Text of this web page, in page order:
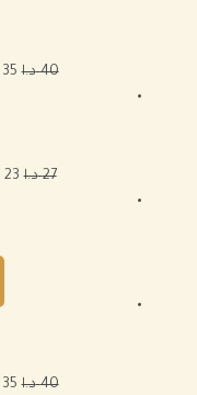
40 د.ا 35
27 د.ا 23
40 د.ا 35